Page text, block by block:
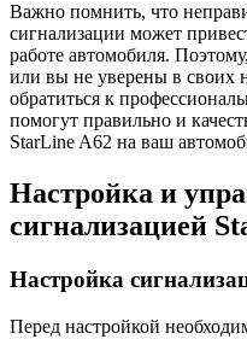
Важно помнить, что
сигнализации может
работе автомобиля.
или вы не уверены в своих
обратиться к
помогут правильно и
StarLine A62 на ваш
Настройка и
сигнализацией
Настройка
Перед настройкой